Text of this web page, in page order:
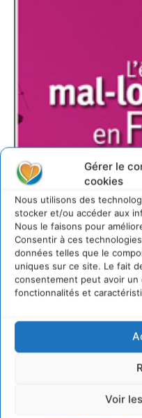
Gérer le
cookies
Nous utilisons des
stocker et/ou accéder aux
Nous le faisons pour
Consentir à ces
données telles que le
uniques sur ce site. Le fait
consentement peut avoir
fonctionnalités et
Voir
http://